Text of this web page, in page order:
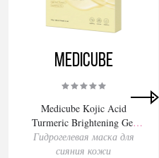
Medicube
Medicube Kojic Acid
Turmeric Brightening Gel
Mask 28gх4pcs
Гидрогелевая маска для
сияния кожи